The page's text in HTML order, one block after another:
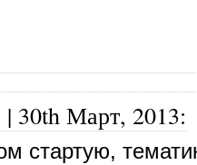
30th Март, 2013:
стартую,